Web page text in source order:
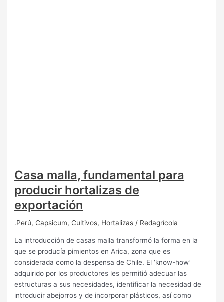
Casa malla, fundamental para
producir hortalizas de
exportación
.Perú, Capsicum, Cultivos, Hortalizas / Redagrícola
La introducción de casas malla transformó la forma en la
que se producía pimientos en Arica, zona que es
considerada como la despensa de Chile. El ‘know-how’
adquirido por los productores les permitió adecuar las
estructuras a sus necesidades, identificar la necesidad de
introducir abejorros y de incorporar plásticos, así como